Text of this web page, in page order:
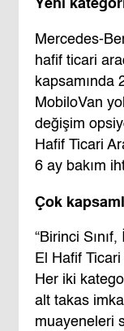
Mercedes-
hafif ticari
kapsamında
MobiloVan
değişim
Hafif Ticari
6 ay bakım
Çok
“Birinci
El Hafif
Her iki
alt takas
muayeneleri